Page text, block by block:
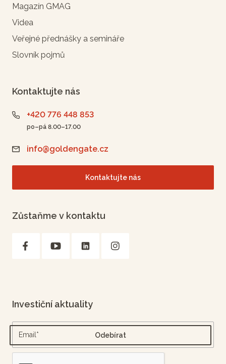
Magazín GMAG
Videa
Veřejné přednášky a semináře
Slovník pojmů
Kontaktujte nás
+420 776 448 853
po–pá 8.00–17.00
info@goldengate.cz
Kontaktujte nás
Zůstaňme v kontaktu
Investiční aktuality